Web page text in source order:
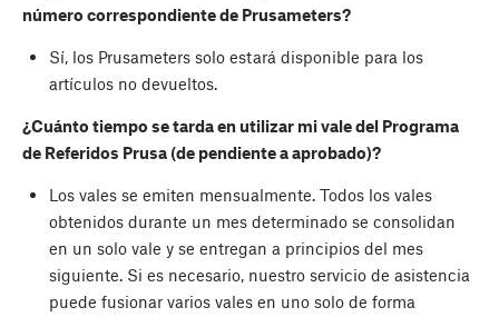
número correspondiente de Prusameters?
Sí, los Prusameters solo estará disponible para los
artículos no devueltos.
¿Cuánto tiempo se tarda en utilizar mi vale del Programa
de Referidos Prusa (de pendiente a aprobado)?
Los vales se emiten mensualmente. Todos los vales
obtenidos durante un mes determinado se consolidan
en un solo vale y se entregan a principios del mes
siguiente. Si es necesario, nuestro servicio de asistencia
puede fusionar varios vales en uno solo de forma